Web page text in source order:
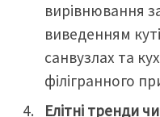
вирівнювання
виведенням
санвузлах та
філігранного
Елітні тренди